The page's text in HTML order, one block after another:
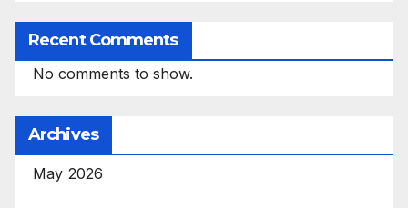
Recent Comments
No comments to show.
Archives
May 2026